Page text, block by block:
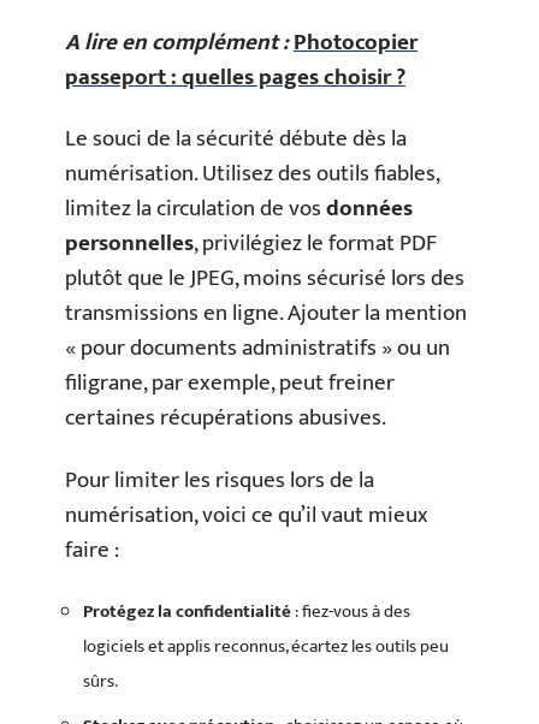
A lire en complément :Photocopier
passeport : quelles pages choisir ?
Le souci de la sécurité débute dès la
numérisation. Utilisez des outils fiables,
limitez la circulation de vosdonnées
personnelles, privilégiez le format PDF
plutôt que le JPEG, moins sécurisé lors des
transmissions en ligne. Ajouter la mention
« pour documents administratifs » ou un
filigrane, par exemple, peut freiner
certaines récupérations abusives.
Pour limiter les risques lors de la
numérisation, voici ce qu’il vaut mieux
faire :
Protégez la confidentialité: fiez-vous à des
logiciels et applis reconnus, écartez les outils peu
sûrs.